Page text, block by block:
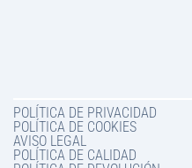
POLÍTICA DE PRIVACIDAD
POLÍTICA DE COOKIES
AVISO LEGAL
POLÍTICA DE CALIDAD